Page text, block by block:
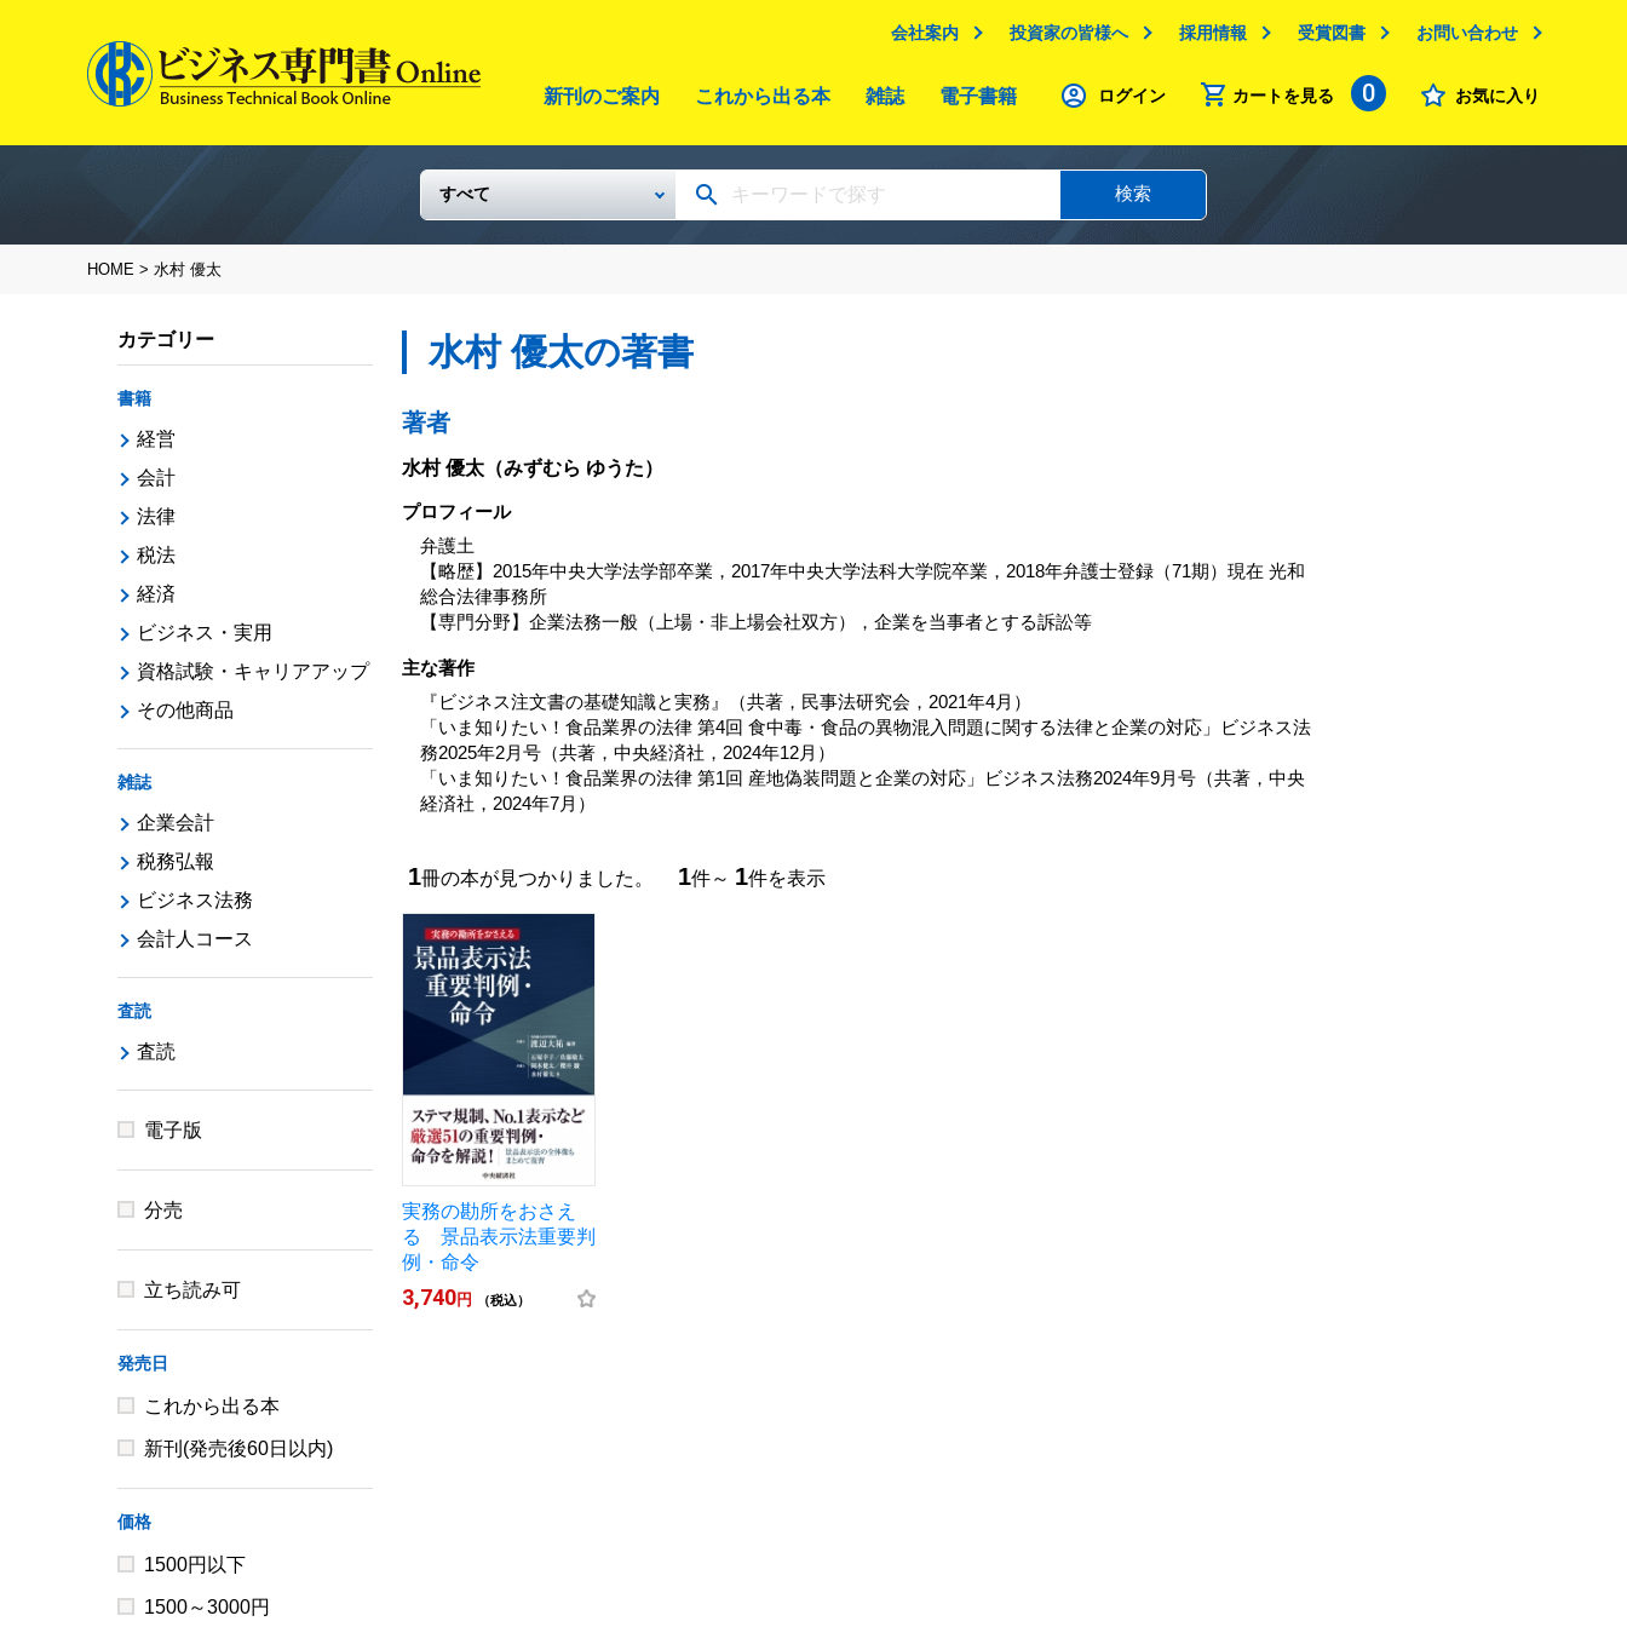
会社案内 投資家の皆様へ 採用情報 受賞図書 お問い合わせ
新刊のご案内 これから出る本 雑誌 電子書籍 ログイン カートを見る 0 お気に入り
検索
HOME > 水村 優太
水村 優太の著書
著者
水村 優太 （みずむら ゆうた）
プロフィール
弁護土
【略歴】2015年中央大学法学部卒業，2017年中央大学法科大学院卒業，2018年弁護士登録（71期）現在 光和
総合法律事務所
【専門分野】企業法務一般（上場・非上場会社双方），企業を当事者とする訴訟等
主な著作
『ビジネス注文書の基礎知識と実務』（共著，民事法研究会，2021年4月）
「いま知りたい！食品業界の法律 第4回 食中毒・食品の異物混入問題に関する法律と企業の対応」ビジネス法
務2025年2月号（共著，中央経済社，2024年12月）
「いま知りたい！食品業界の法律 第1回 産地偽装問題と企業の対応」ビジネス法務2024年9月号（共著，中央
経済社，2024年7月）
1冊の本が見つかりました。 1件～ 1件を表示
実務の勘所をおさえ
る 景品表示法重要判
例・命令
3,740円 （税込）
カテゴリー
書籍
経営
会計
法律
税法
経済
ビジネス・実用
資格試験・キャリアアップ
その他商品
雑誌
企業会計
税務弘報
ビジネス法務
会計人コース
査読
査読
電子版
分売
立ち読み可
発売日
これから出る本
新刊(発売後60日以内)
価格
1500円以下
1500～3000円